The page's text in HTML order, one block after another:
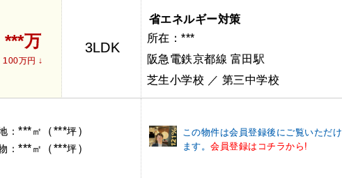
***万
100万円 ↓
3LDK
省エネルギー対策
所在：***
阪急電鉄京都線 富田駅
芝生小学校 ／ 第三中学校
：***㎡ （***坪）
：***㎡ （***坪）
この物件は会員登録後にご覧いただけ
ます。会員登録はコチラから!